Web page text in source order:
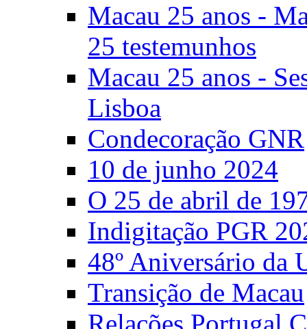
Macau 25 anos -
25 testemunhos
Macau 25 anos -
Lisboa
Condecoração GNR
10 de junho 2024
O 25 de abril de
Indigitação PGR
48º Aniversário da
Transição de Macau